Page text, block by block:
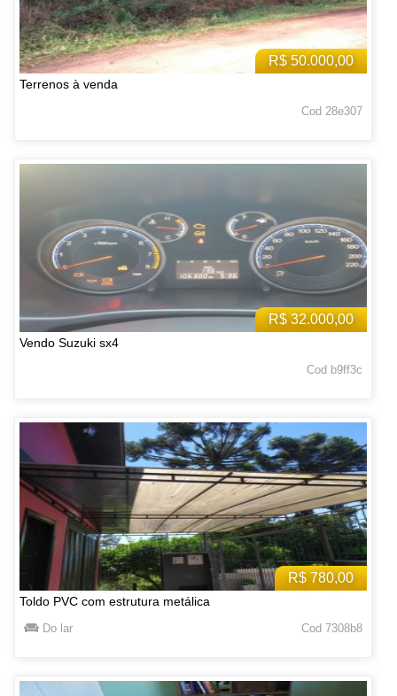
R$ 50.000,00
Terrenos à venda
Cod 28e307
R$ 32.000,00
Vendo Suzuki sx4
Cod b9ff3c
R$ 780,00
Toldo PVC com estrutura metálica
Do lar Cod 7308b8